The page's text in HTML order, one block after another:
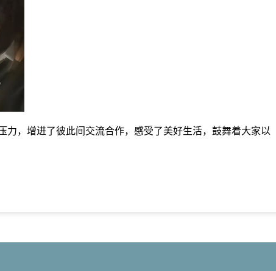
，增进了彼此间交流合作，感受了美好生活，鼓舞着大家以